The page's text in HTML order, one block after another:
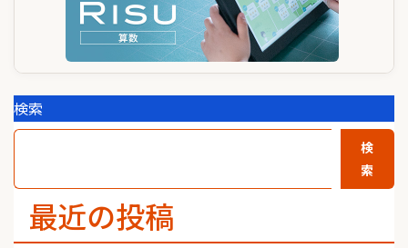
検索
検
索
最近の投稿